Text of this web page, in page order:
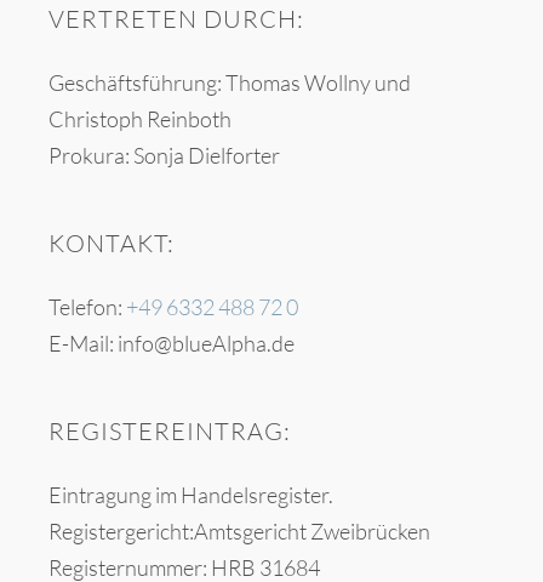
VERTRETEN DURCH:
Geschäftsführung: Thomas Wollny und
Christoph Reinboth
Prokura: Sonja Dielforter
KONTAKT:
Telefon: +49 6332 488 72 0
E-Mail: info@blueAlpha.de
REGISTEREINTRAG:
Eintragung im Handelsregister.
Registergericht:Amtsgericht Zweibrücken
Registernummer: HRB 31684